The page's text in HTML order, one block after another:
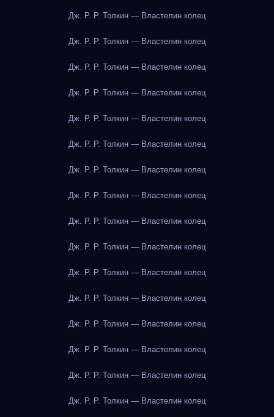
Дж. Р. Р. Толкин — Властелин колец
Дж. Р. Р. Толкин — Властелин колец
Дж. Р. Р. Толкин — Властелин колец
Дж. Р. Р. Толкин — Властелин колец
Дж. Р. Р. Толкин — Властелин колец
Дж. Р. Р. Толкин — Властелин колец
Дж. Р. Р. Толкин — Властелин колец
Дж. Р. Р. Толкин — Властелин колец
Дж. Р. Р. Толкин — Властелин колец
Дж. Р. Р. Толкин — Властелин колец
Дж. Р. Р. Толкин — Властелин колец
Дж. Р. Р. Толкин — Властелин колец
Дж. Р. Р. Толкин — Властелин колец
Дж. Р. Р. Толкин — Властелин колец
Дж. Р. Р. Толкин — Властелин колец
Дж. Р. Р. Толкин — Властелин колец